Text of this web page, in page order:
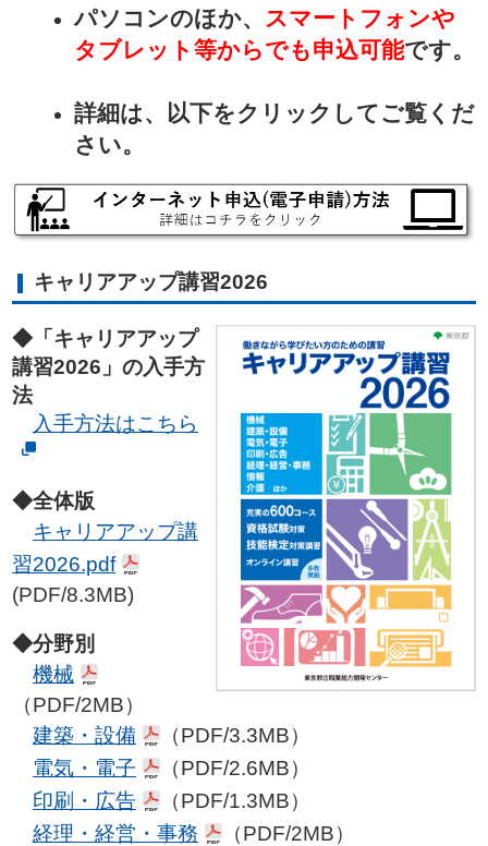
パソコンのほか、 スマートフォンや
タブレット等からでも申込可能です。
詳細は、以下をクリックしてご覧くだ
さい。
キャリアアップ講習2026
◆「キャリアアップ
講習2026」の入手方
法
入手方法はこちら
◆全体版
キャリアアップ講
習2026.pdf
(PDF/8.3MB)
◆分野別
機械
（PDF/2MB）
建築・設備
（PDF/3.3MB）
電気・電子
（PDF/2.6MB）
印刷・広告
（PDF/1.3MB）
経理・経営・事務
（PDF/2MB）